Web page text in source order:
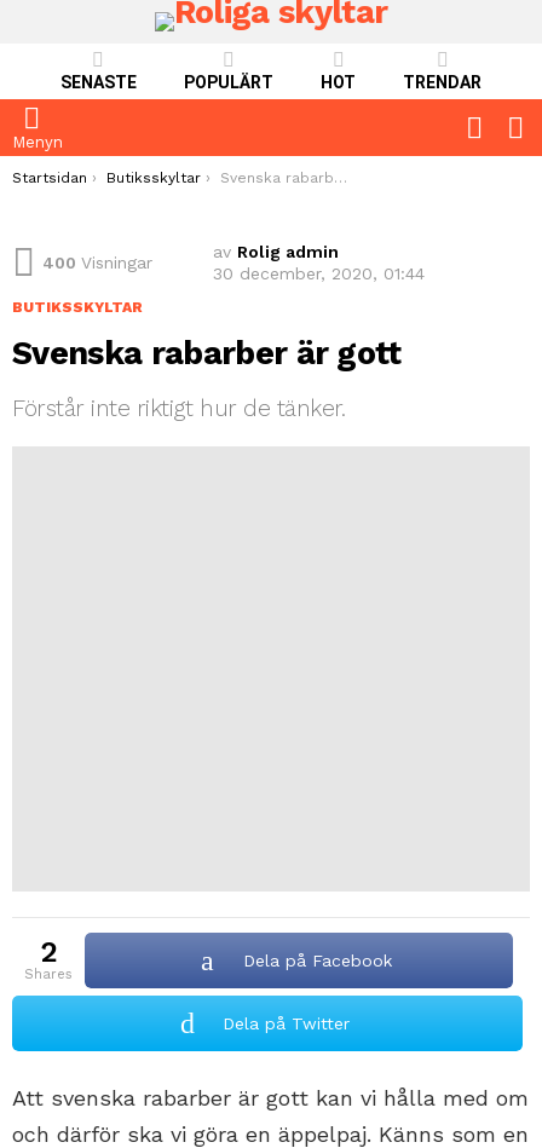
SENASTE POPULÄRT HOT TRENDAR
Menyn
You are here:
Startsidan Butiksskyltar Svenska rabarber är gott
400 Visningar
av Rolig admin
30 december, 2020, 01:44
BUTIKSSKYLTAR
Svenska rabarber är gott
Förstår inte riktigt hur de tänker.
2
shares
Dela på Facebook
Dela på Twitter
Att svenska rabarber är gott kan vi hålla med om
och därför ska vi göra en äppelpaj. Känns som en